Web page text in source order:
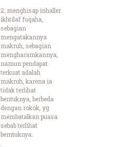
2. menghisap inhaller
ikhtilaf fuqaha,
sebagian
mengatakannya
makruh, sebagian
mengharamkannya,
namun pendapat
terkuat adalah
makruh, karena ia
tidak terlihat
bentuknya, berbeda
dengan rokok, yg
membatalkan puasa
sebab terlihat
bemtuknya.